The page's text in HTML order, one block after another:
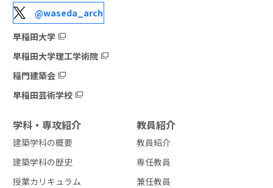
@waseda_arch
早稲田大学
早稲田大学理工学術院
稲門建築会
早稲田芸術学校
学科・専攻紹介
建築学科の概要
建築学科の歴史
授業カリキュラム
教員紹介
教員紹介
専任教員
兼任教員